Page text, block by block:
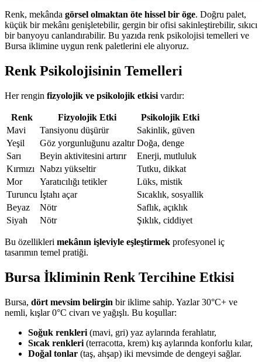
Renk, mekânda görsel olmaktan öte hissel bir öge. Doğru palet,
küçük bir mekânı genişletebilir, gergin bir ofisi sakinleştirebilir, sıkıcı
bir banyoyu canlandırabilir. Bu yazıda renk psikolojisi temelleri ve
Bursa iklimine uygun renk paletlerini ele alıyoruz.
Renk Psikolojisinin Temelleri
Her rengin fizyolojik ve psikolojik etkisi vardır:
Renk Fizyolojik Etki
Psikolojik Etki
Mavi
Tansiyonu düşürür
Sakinlik, güven
Yeşil
Göz yorgunluğunu azaltır Doğa, denge
Sarı
Beyin aktivitesini artırır
Enerji, mutluluk
Kırmızı Nabzı yükseltir
Tutku, dikkat
Mor
Yaratıcılığı tetikler
Lüks, mistik
Turuncu İştahı açar
Sıcaklık, sosyallik
Beyaz
Nötr
Saflık, açıklık
Siyah
Nötr Şıklık, ciddiyet
Bu özellikleri mekânın işleviyle eşleştirmek profesyonel iç
tasarımın temel pratiği.
Bursa İkliminin Renk Tercihine Etkisi
Bursa, dört mevsim belirgin bir iklime sahip. Yazlar 30°C+ ve
nemli, kışlar 0°C civarı ve yağışlı. Bu koşullar:
Soğuk renkleri (mavi, gri) yaz aylarında ferahlatır,
Sıcak renkleri (terracotta, krem) kış aylarında konforlu kılar,
Doğal tonlar (taş, ahşap) iki mevsimde de dengeyi sağlar.